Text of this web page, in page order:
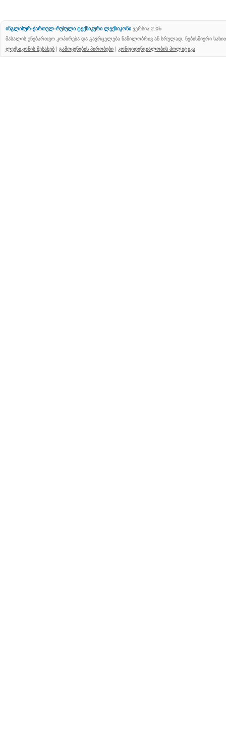
ინგლისურ-ქართულ-რუსული ტექნიკური ლექსიკონი ვერსია 2.0b
მასალის უნებართვო კოპირება და გავრცელება ნაწილობრივ ან სრულად, ნებისმიერი
ლექსიკონის შესახებ | გამოყენების პირობები | კონფიდენციალობის პოლიტიკა